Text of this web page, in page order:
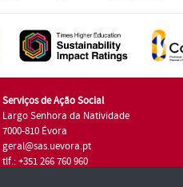
Serviços de Ação Social
Largo Senhora da Natividade
7000-810 Évora
geral@sas.uevora.pt
tlf.: +351 266 760 960